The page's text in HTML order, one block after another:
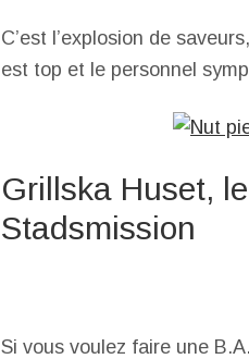
C’est l’explosion de
est top et le personnel
Grillska Huset,
Stadsmission
Si vous voulez faire une